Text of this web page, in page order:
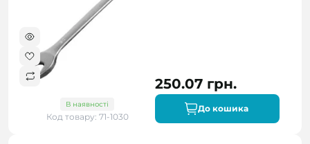
В наявності
Код товару: 71-1030
250.07 грн.
До кошика